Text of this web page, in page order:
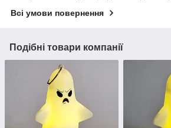
Всі умови повернення
Подібні товари компанії